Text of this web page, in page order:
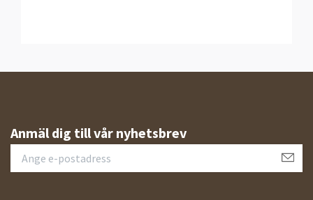
Anmäl dig till vår nyhetsbrev